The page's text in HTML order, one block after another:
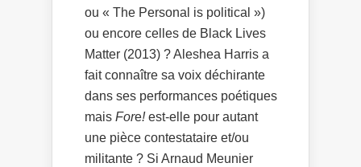
ou « The Personal is political »)
ou encore celles de Black Lives
Matter (2013) ? Aleshea Harris a
fait connaître sa voix déchirante
dans ses performances poétiques
mais Fore!est-elle pour autant
une pièce contestataire et/ou
militante ? Si Arnaud Meunier